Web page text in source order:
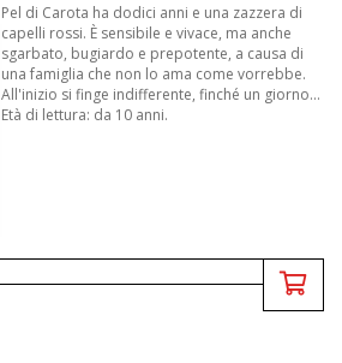
Pel di Carota ha dodici anni e una zazzera di
capelli rossi. È sensibile e vivace, ma anche
sgarbato, bugiardo e prepotente, a causa di
una famiglia che non lo ama come vorrebbe.
All'inizio si finge indifferente, finché un giorno...
Età di lettura: da 10 anni.